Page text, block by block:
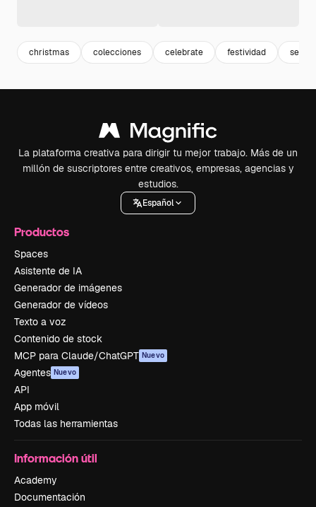
christmas colecciones celebrate festividad set
La plataforma creativa para dirigir tu mejor trabajo. Más de un
millón de suscriptores entre creativos, empresas, agencias y
estudios.
Español
Productos
Spaces
Asistente de IA
Generador de imágenes
Generador de vídeos
Texto a voz
Contenido de stock
MCP para Claude/ChatGPT Nuevo
Agentes Nuevo
API
App móvil
Todas las herramientas
Información útil
Academy
Documentación